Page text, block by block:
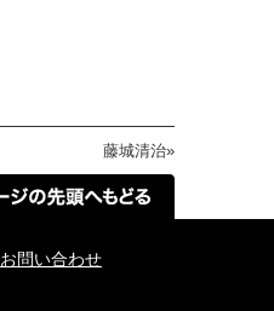
藤城清治»
お問い合わせ